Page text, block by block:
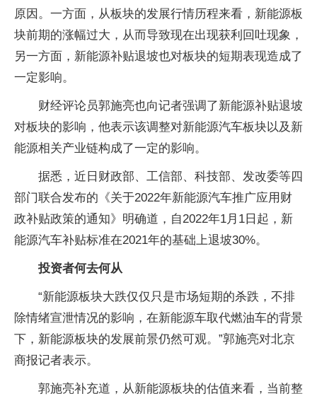
原因。一方面，从板块的发展行情历程来看，新能源板
块前期的涨幅过大，从而导致现在出现获利回吐现象，
另一方面，新能源补贴退坡也对板块的短期表现造成了
一定影响。
财经评论员郭施亮也向记者强调了新能源补贴退坡
对板块的影响，他表示该调整对新能源汽车板块以及新
能源相关产业链构成了一定的影响。
据悉，近日财政部、工信部、科技部、发改委等四
部门联合发布的《关于2022年新能源汽车推广应用财
政补贴政策的通知》明确道，自2022年1月1日起，新
能源汽车补贴标准在2021年的基础上退坡30%。
投资者何去何从
“新能源板块大跌仅仅只是市场短期的杀跌，不排
除情绪宣泄情况的影响，在新能源车取代燃油车的背景
下，新能源板块的发展前景仍然可观。”郭施亮对北京
商报记者表示。
郭施亮补充道，从新能源板块的估值来看，当前整